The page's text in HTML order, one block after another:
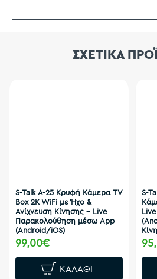
ΣΧΕΤΙΚΑ
S-Talk A-25 Κρυφή Κάμερα TV
Box 2K WiFi με Ήχο &
Ανίχνευση Κίνησης – Live
Παρακολούθηση μέσω App
(Android/iOS)
99,00€
ΚΑΛΆΘΙ
S-